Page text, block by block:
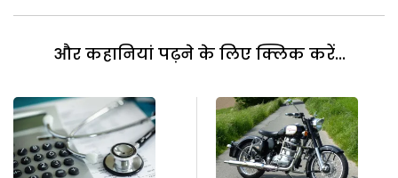
और कहानियां पढ़ने के लिए क्लिक करें...